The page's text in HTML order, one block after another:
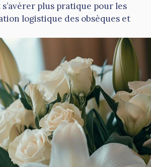
plus pratique pour les
logistique des obsèques et